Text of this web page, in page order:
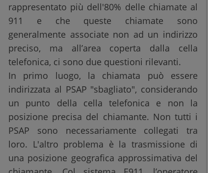
rappresentato più dell'80% delle chiamate al
911 e che queste chiamate sono
generalmente associate non ad un indirizzo
preciso, ma all’area coperta dalla cella
telefonica, ci sono due questioni rilevanti.
In primo luogo, la chiamata può essere
indirizzata al PSAP "sbagliato", considerando
un punto della cella telefonica e non la
posizione precisa del chiamante. Non tutti i
PSAP sono necessariamente collegati tra
loro. L'altro problema è la trasmissione di
una posizione geografica approssimativa del